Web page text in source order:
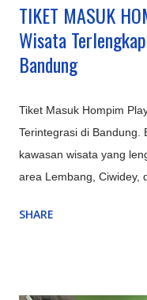
TIKET MASUK
Wisata
Bandung
Tiket Masuk Hompim
Terintegrasi di Bandung.
kawasan wisata yang
area Lembang, Ciwidey,
Tangkuban Parahu,
SHARE